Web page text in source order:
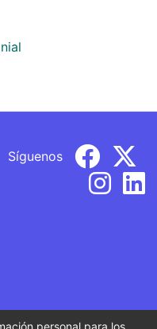
Síguenos
personal para los